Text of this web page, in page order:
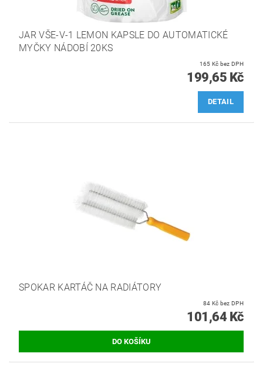
JAR VŠE-V-1 LEMON KAPSLE DO AUTOMATICKÉ
MYČKY NÁDOBÍ 20KS
165 Kč bez DPH
199,65 Kč
DETAIL
SPOKAR KARTÁČ NA RADIÁTORY
84 Kč bez DPH
101,64 Kč